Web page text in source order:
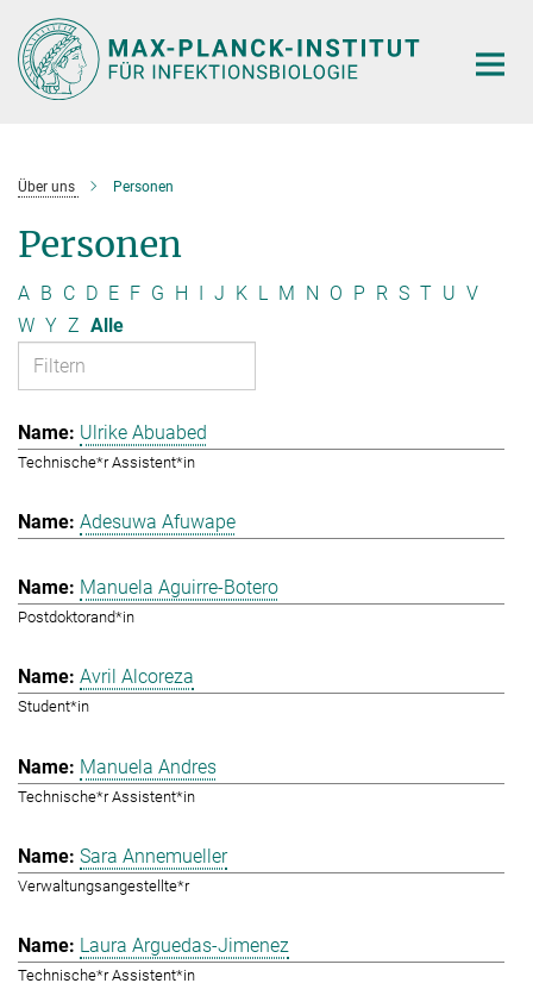
Hauptinhalt
Über uns Personen
Personen
A B C D E F G H I J K L M N O P R S T U V
W Y Z Alle
Ulrike Abuabed
Technische*r Assistent*in
Adesuwa Afuwape
Manuela Aguirre-Botero
Postdoktorand*in
Avril Alcoreza
Student*in
Manuela Andres
Technische*r Assistent*in
Sara Annemueller
Verwaltungsangestellte*r
Laura Arguedas-Jimenez
Technische*r Assistent*in